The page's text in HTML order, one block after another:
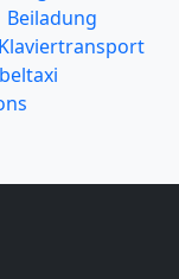
Beiladung
Klaviertransport